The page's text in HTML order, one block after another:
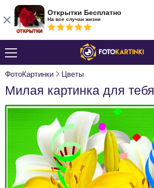
ФотоКартинки Цветы
Милая картинка для тебя
Открытки Бесплатно
На все случаи жизни